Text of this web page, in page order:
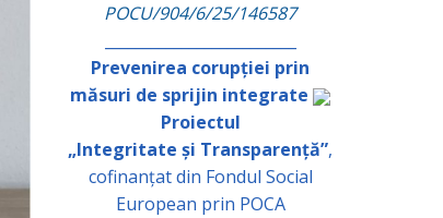
POCU/904/6/25/146587
Prevenirea corupției prin
măsuri de sprijin integrate
Proiectul
„Integritate și Transparență”,
cofinanțat din Fondul Social
European prin POCA